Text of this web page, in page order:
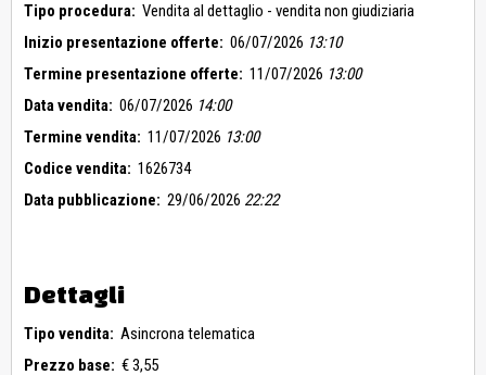
Tipo procedura: Vendita al dettaglio - vendita non giudiziaria
Inizio presentazione offerte: 06/07/2026 13:10
Termine presentazione offerte: 11/07/2026 13:00
Data vendita: 06/07/2026 14:00
Termine vendita: 11/07/2026 13:00
Codice vendita: 1626734
Data pubblicazione: 29/06/2026 22:22
Dettagli
Tipo vendita: Asincrona telematica
Prezzo base: € 3,55